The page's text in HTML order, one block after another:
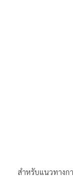
สำหรับแนวทางก